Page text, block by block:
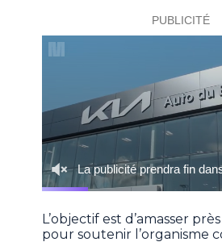
L’objectif est d’amasser
pour soutenir l’organisme